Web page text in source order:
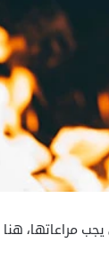
مراعاتها، هنا